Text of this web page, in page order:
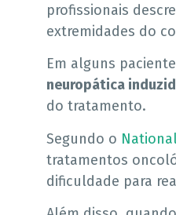
profissionais
extremidades do
Em alguns
neuropática
do tratamento.
Segundo o
tratamentos
dificuldade para